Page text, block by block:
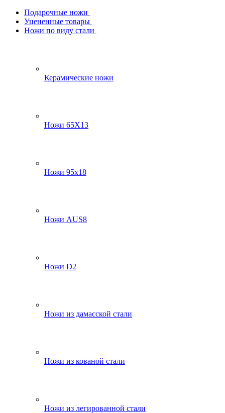
Подарочные ножи
Уцененные товары
Ножи по виду стали
Керамические ножи
Ножи 65Х13
Ножи 95х18
Ножи AUS8
Ножи D2
Ножи из дамасской стали
Ножи из кованой стали
Ножи из легированной стали